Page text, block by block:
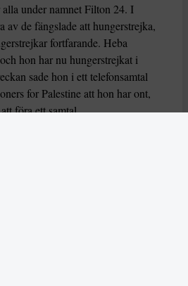
alla under namnet Filton 24. I
av de fängslade att hungerstrejka,
fortfarande. Heba
hon har nu hungerstrejkat i
sade hon i ett telefonsamtal
for Palestine att hon har ont,
föra ett samtal.